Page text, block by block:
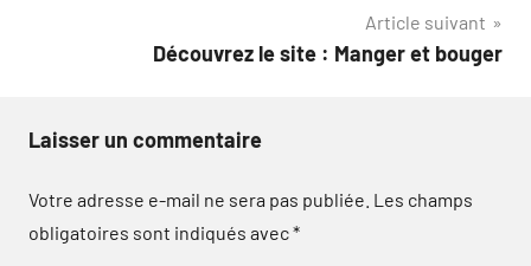
Article suivant
Découvrez le site : Manger et bouger
Laisser un commentaire
Votre adresse e-mail ne sera pas publiée. Les champs
obligatoires sont indiqués avec*